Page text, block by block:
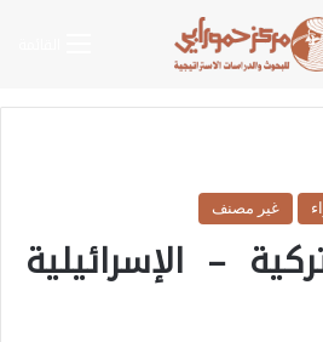
غير مصنف
– الإسرائيلية